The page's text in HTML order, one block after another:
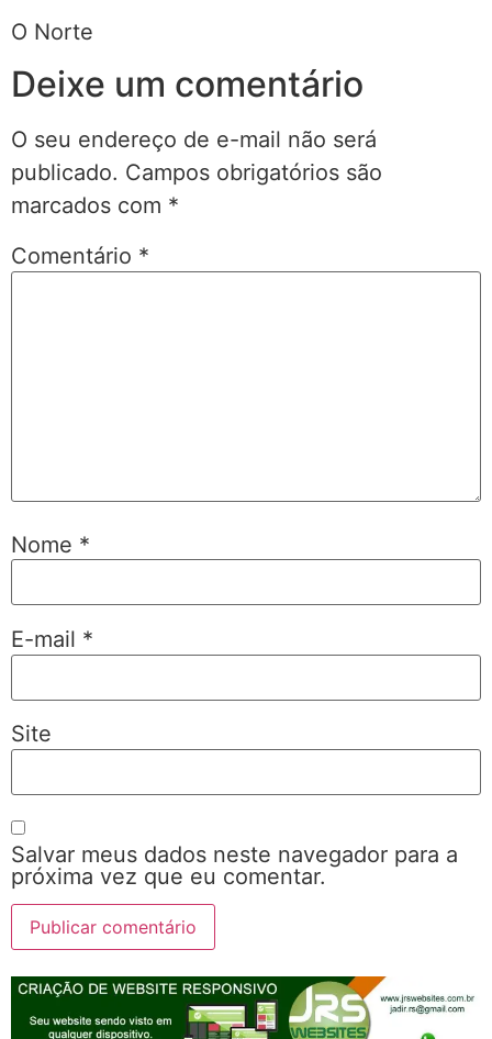
O Norte
Deixe um comentário
O seu endereço de e-mail não será
publicado. Campos obrigatórios são
marcados com *
Comentário *
Nome *
E-mail *
Site
Salvar meus dados neste navegador para a
próxima vez que eu comentar.